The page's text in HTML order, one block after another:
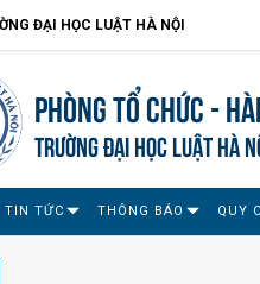
ĐẠI HỌC LUẬT HÀ NỘI
Phòng Tổ chức -
TRƯỜNG ĐẠI HỌC LUẬT HÀ
TIN TỨC THÔNG BÁO QUY